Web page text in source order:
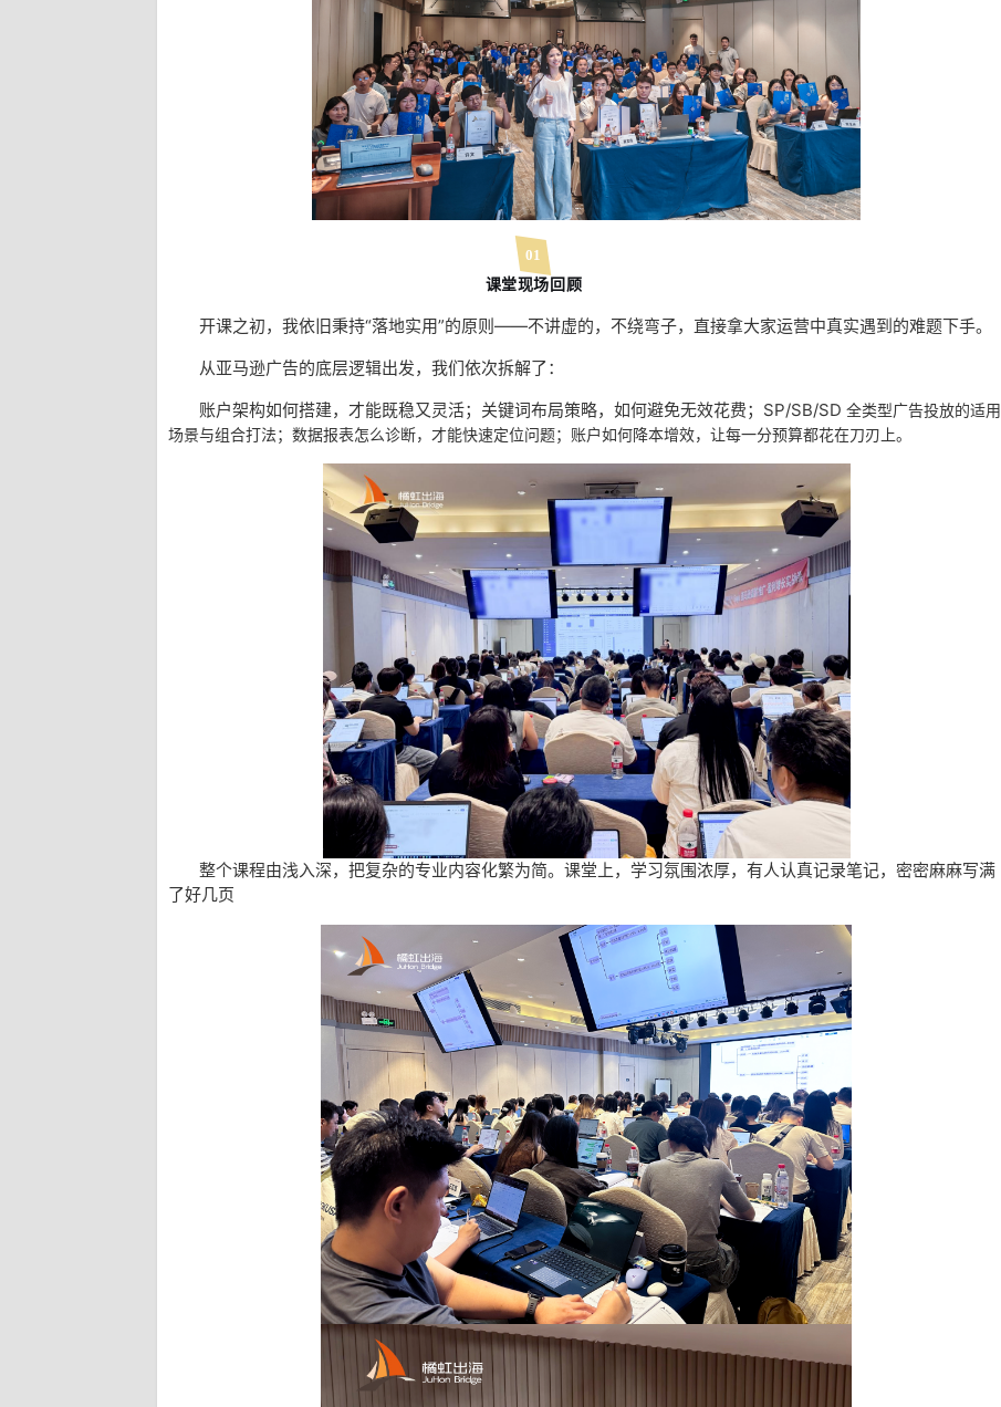
01
课堂现场回顾
开课之初，我依旧秉持“落地实用”的原则——不讲虚的，不绕弯子，直接拿大家运营中真实遇到的难题下手。
从亚马逊广告的底层逻辑出发，我们依次拆解了：
账户架构如何搭建，才能既稳又灵活；关键词布局策略，如何避免无效花费；SP/SB/SD 全类型广告投放的适用
场景与组合打法；数据报表怎么诊断，才能快速定位问题；账户如何降本增效，让每一分预算都花在刀刃上。
整个课程由浅入深，把复杂的专业内容化繁为简。 课堂上，学习氛围浓厚，有人认真记录笔记，密密麻麻写满
了好几页